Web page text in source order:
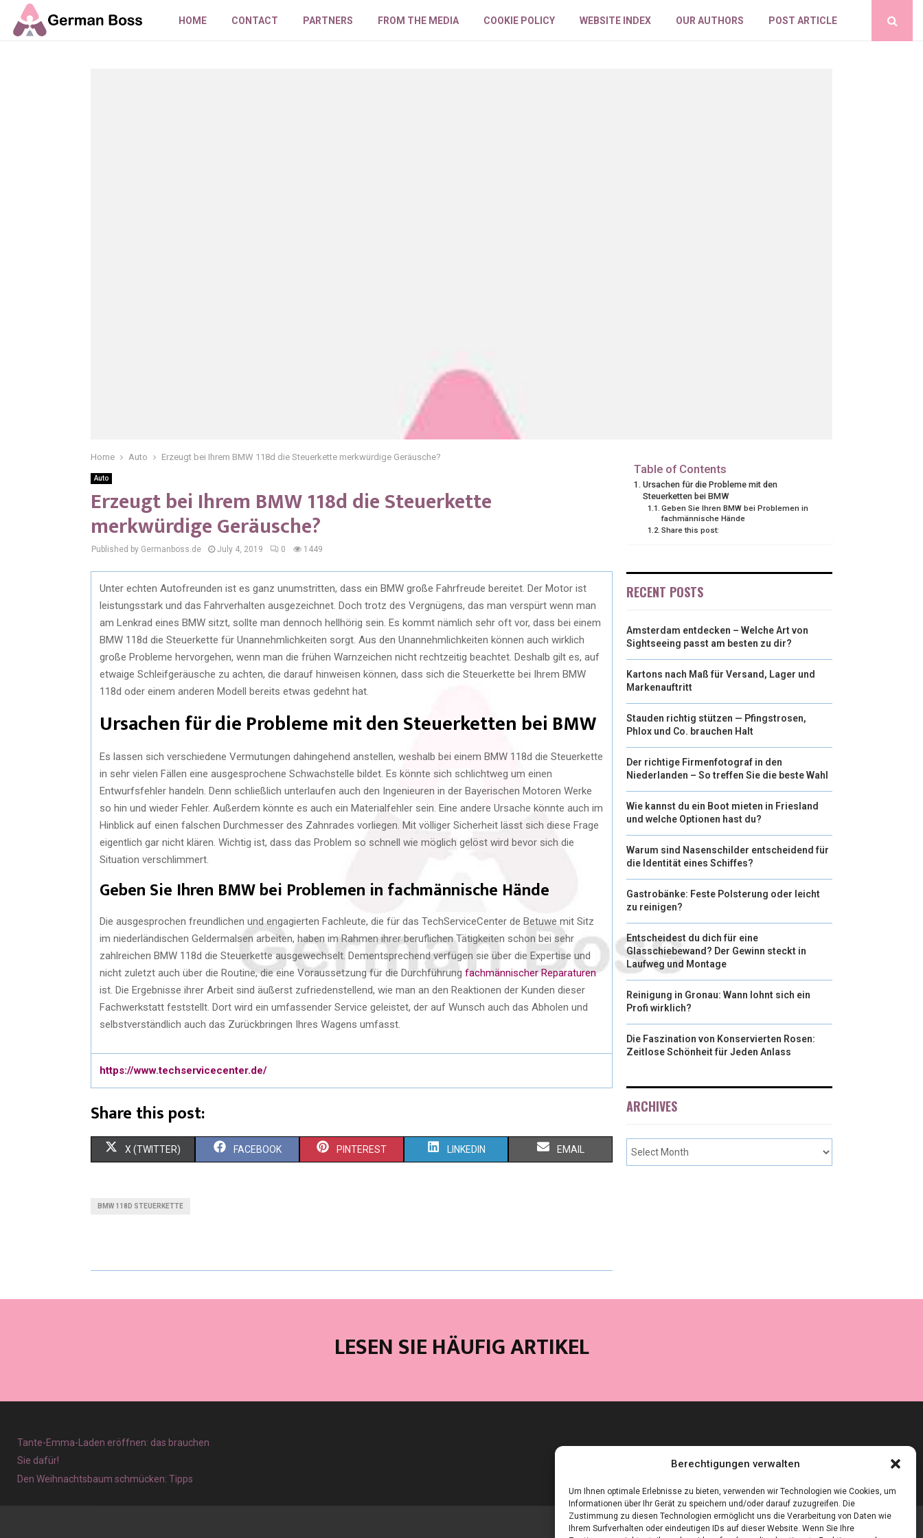
Berechtigungen verwalten
Um Ihnen optimale Erlebnisse zu bieten, verwenden wir Technologien wie Cookies, um
Informationen über Ihr Gerät zu speichern und/oder darauf zuzugreifen. Die
Zustimmung zu diesen Technologien ermöglicht uns die Verarbeitung von Daten wie
Ihrem Surfverhalten oder eindeutigen IDs auf dieser Website. Wenn Sie Ihre
HOME CONTACT PARTNERS FROM THE MEDIA COOKIE POLICY WEBSITE INDEX OUR AUTHORS POST ARTICLE
Home Auto Erzeugt bei Ihrem BMW 118d die Steuerkette merkwürdige Geräusche?
Auto
Erzeugt bei Ihrem BMW 118d die Steuerkette
merkwürdige Geräusche?
Published by Germanboss.de July 4, 2019 0 1449
Unter echten Autofreunden ist es ganz unumstritten, dass ein BMW große Fahrfreude bereitet. Der Motor ist
leistungsstark und das Fahrverhalten ausgezeichnet. Doch trotz des Vergnügens, das man verspürt wenn man
am Lenkrad eines BMW sitzt, sollte man dennoch hellhörig sein. Es kommt nämlich sehr oft vor, dass bei einem
BMW 118d die Steuerkette für Unannehmlichkeiten sorgt. Aus den Unannehmlichkeiten können auch wirklich
große Probleme hervorgehen, wenn man die frühen Warnzeichen nicht rechtzeitig beachtet. Deshalb gilt es, auf
etwaige Schleifgeräusche zu achten, die darauf hinweisen können, dass sich die Steuerkette bei Ihrem BMW
118d oder einem anderen Modell bereits etwas gedehnt hat.
Ursachen für die Probleme mit den Steuerketten bei BMW
Es lassen sich verschiedene Vermutungen dahingehend anstellen, weshalb bei einem BMW 118d die Steuerkette
in sehr vielen Fällen eine ausgesprochene Schwachstelle bildet. Es könnte sich schlichtweg um einen
Entwurfsfehler handeln. Denn schließlich unterlaufen auch den Ingenieuren in der Bayerischen Motoren Werke
so hin und wieder Fehler. Außerdem könnte es auch ein Materialfehler sein. Eine andere Ursache könnte auch im
Hinblick auf einen falschen Durchmesser des Zahnrades vorliegen. Mit völliger Sicherheit lässt sich diese Frage
eigentlich gar nicht klären. Wichtig ist, dass das Problem so schnell wie möglich gelöst wird bevor sich die
Situation verschlimmert.
Geben Sie Ihren BMW bei Problemen in fachmännische Hände
Die ausgesprochen freundlichen und engagierten Fachleute, die für das TechServiceCenter de Betuwe mit Sitz
im niederländischen Geldermalsen arbeiten, haben im Rahmen ihrer beruflichen Tätigkeiten schon bei sehr
zahlreichen BMW 118d die Steuerkette ausgewechselt. Dementsprechend verfügen sie über die Expertise und
nicht zuletzt auch über die Routine, die eine Voraussetzung für die Durchführung fachmännischer Reparaturen
ist. Die Ergebnisse ihrer Arbeit sind äußerst zufriedenstellend, wie man an den Reaktionen der Kunden dieser
Fachwerkstatt feststellt. Dort wird ein umfassender Service geleistet, der auf Wunsch auch das Abholen und
selbstverständlich auch das Zurückbringen Ihres Wagens umfasst.
https://www.techservicecenter.de/
Share this post:
X (TWITTER) FACEBOOK PINTEREST LINKEDIN EMAIL
BMW 118D STEUERKETTE
Table of Contents
Ursachen für die Probleme mit den
Steuerketten bei BMW
Geben Sie Ihren BMW bei Problemen in
fachmännische Hände
Share this post:
RECENT POSTS
Amsterdam entdecken – Welche Art von
Sightseeing passt am besten zu dir?
Kartons nach Maß für Versand, Lager und
Markenauftritt
Stauden richtig stützen — Pfingstrosen,
Phlox und Co. brauchen Halt
Der richtige Firmenfotograf in den
Niederlanden – So treffen Sie die beste Wahl
Wie kannst du ein Boot mieten in Friesland
und welche Optionen hast du?
Warum sind Nasenschilder entscheidend für
die Identität eines Schiffes?
Gastrobänke: Feste Polsterung oder leicht
zu reinigen?
Entscheidest du dich für eine
Glasschiebewand? Der Gewinn steckt in
Laufweg und Montage
Reinigung in Gronau: Wann lohnt sich ein
Profi wirklich?
Die Faszination von Konservierten Rosen:
Zeitlose Schönheit für Jeden Anlass
ARCHIVES
LESEN SIE HÄUFIG ARTIKEL
Tante-Emma-Laden eröffnen: das brauchen
Sie dafür!
Den Weihnachtsbaum schmücken: Tipps